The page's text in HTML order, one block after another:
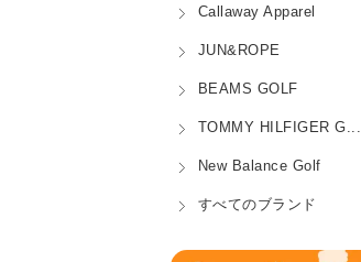
Callaway Apparel
JUN&ROPE
BEAMS GOLF
TOMMY HILFIGER G...
New Balance Golf
すべてのブランド